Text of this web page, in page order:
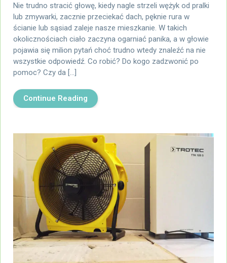
Nie trudno stracić głowę, kiedy nagle strzeli wężyk od pralki
lub zmywarki, zacznie przeciekać dach, pęknie rura w
ścianie lub sąsiad zaleje nasze mieszkanie. W takich
okolicznościach ciało zaczyna ogarniać panika, a w głowie
pojawia się milion pytań choć trudno wtedy znaleźć na nie
wszystkie odpowiedź. Co robić? Do kogo zadzwonić po
pomoc? Czy da […]
Continue Reading